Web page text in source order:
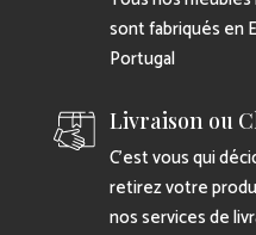
sont fabriqués en
Portugal
Livraison ou
C’est vous qui
retirez votre
nos services de